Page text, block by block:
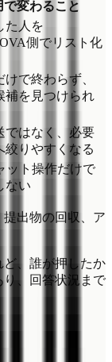
で変わること
た人を
側でリスト化
けで終わらず、
補を見つけられ
ではなく、必要
絞りやすくなる
ット操作だけで
ない
出物の回収、ア
ど、誰が押したか
、回答状況まで